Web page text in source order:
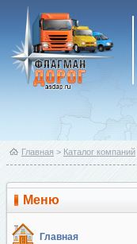
Главная > Каталог компаний
Меню
Главная